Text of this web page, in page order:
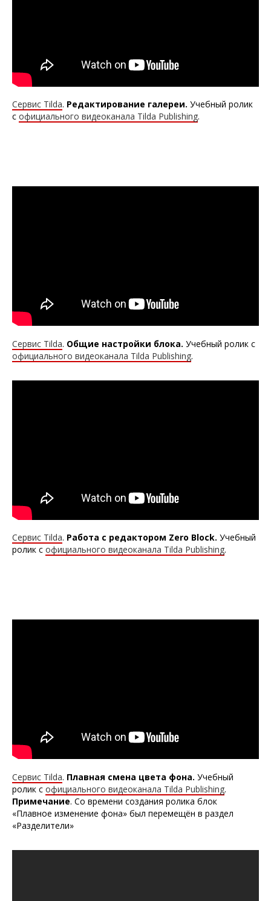
Сервис Tilda. Редактирование галереи. Учебный ролик
с официального видеоканала Tilda Publishing.
Сервис Tilda. Общие настройки блока. Учебный ролик с
официального видеоканала Tilda Publishing.
Сервис Tilda. Работа с редактором Zero Block. Учебный
ролик с официального видеоканала Tilda Publishing.
Сервис Tilda. Плавная смена цвета фона. Учебный
ролик с официального видеоканала Tilda Publishing.
Примечание. Со времени создания ролика блок
«Плавное изменение фона» был перемещён в раздел
«Разделители»